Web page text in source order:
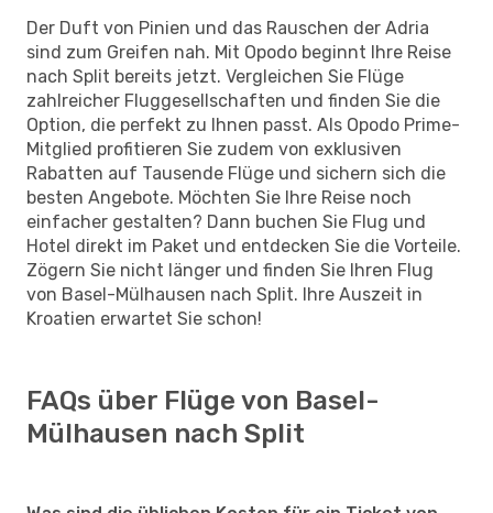
Der Duft von Pinien und das Rauschen der Adria
sind zum Greifen nah. Mit Opodo beginnt Ihre Reise
nach Split bereits jetzt. Vergleichen Sie Flüge
zahlreicher Fluggesellschaften und finden Sie die
Option, die perfekt zu Ihnen passt. Als Opodo Prime-
Mitglied profitieren Sie zudem von exklusiven
Rabatten auf Tausende Flüge und sichern sich die
besten Angebote. Möchten Sie Ihre Reise noch
einfacher gestalten? Dann buchen Sie Flug und
Hotel direkt im Paket und entdecken Sie die Vorteile.
Zögern Sie nicht länger und finden Sie Ihren Flug
von Basel-Mülhausen nach Split. Ihre Auszeit in
Kroatien erwartet Sie schon!
FAQs über Flüge von Basel-
Mülhausen nach Split